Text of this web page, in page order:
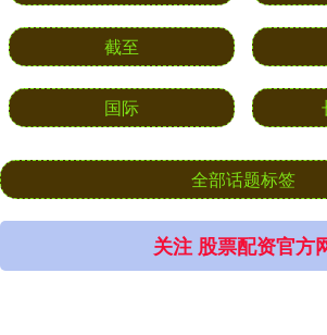
截至
国际
全部话题标签
关注 股票配资官方